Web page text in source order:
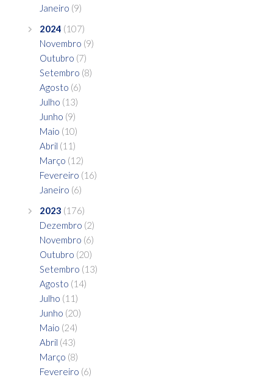
Janeiro (9)
2024 (107)
Novembro (9)
Outubro (7)
Setembro (8)
Agosto (6)
Julho (13)
Junho (9)
Maio (10)
Abril (11)
Março (12)
Fevereiro (16)
Janeiro (6)
2023 (176)
Dezembro (2)
Novembro (6)
Outubro (20)
Setembro (13)
Agosto (14)
Julho (11)
Junho (20)
Maio (24)
Abril (43)
Março (8)
Fevereiro (6)